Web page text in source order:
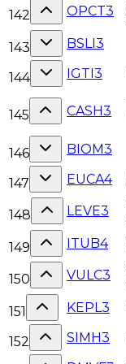
142 OPCT3
143 BSLI3
144 IGTI3
145 CASH3
146 BIOM3
147 EUCA4
148 LEVE3
149 ITUB4
150 VULC3
151 KEPL3
152 SIMH3